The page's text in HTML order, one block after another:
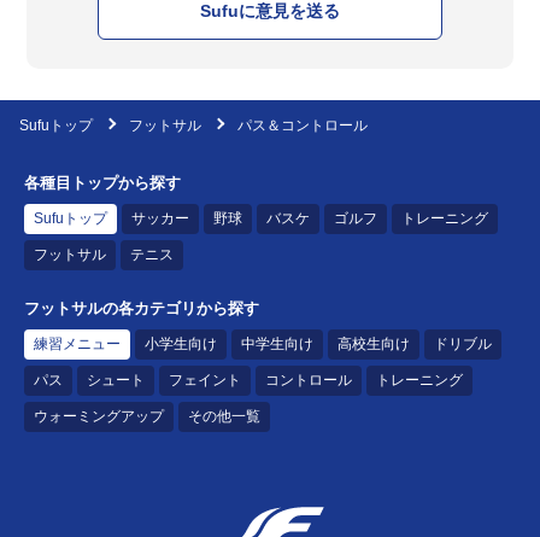
Sufuに意見を送る
Sufuトップ フットサル パス＆コントロール
各種目トップから探す
Sufuトップ サッカー 野球 バスケ ゴルフ トレーニング
フットサル テニス
フットサルの各カテゴリから探す
練習メニュー 小学生向け 中学生向け 高校生向け ドリブル
パス シュート フェイント コントロール トレーニング
ウォーミングアップ その他一覧